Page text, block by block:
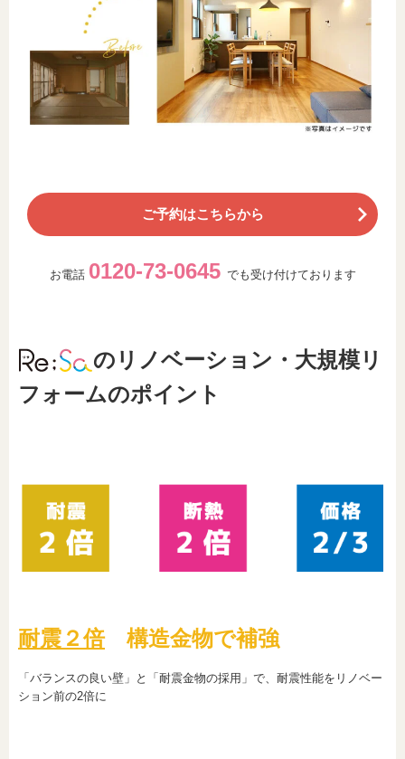
ご予約はこちらから
お電話 0120-73-0645 でも受け付けております
のリノベーション・大規模リ
フォームのポイント
耐震２倍構造金物で補強
「バランスの良い壁」と「耐震金物の採用」で、耐震性能をリノベー
ション前の2倍に